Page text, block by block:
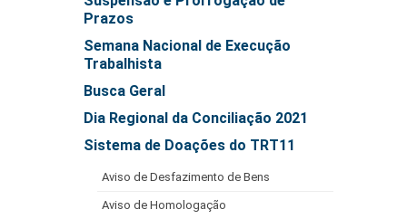
Automação e IA
Governança
Governança de TI
Gestão Estratégica
Governança das Contratações Obras
Rede de Governança Colaborativa
Gestão de Riscos
Prazos
Semana Nacional de Execução
Trabalhista
Busca Geral
Dia Regional da Conciliação 2021
Sistema de Doações do TRT11
Aviso de Desfazimento de Bens
Aviso de Homologação